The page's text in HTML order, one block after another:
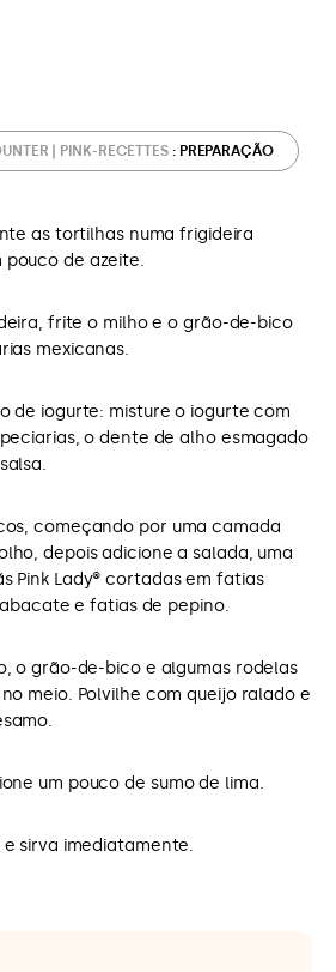
| PINK-RECETTES : PREPARAÇÃO
as tortilhas numa frigideira
de azeite.
frite o milho e o grão-de-bico
mexicanas.
de iogurte: misture o iogurte com
o dente de alho esmagado
começando por uma camada
depois adicione a salada, uma
Pink Lady® cortadas em fatias
e fatias de pepino.
o grão-de-bico e algumas rodelas
meio. Polvilhe com queijo ralado e
um pouco de sumo de lima.
sirva imediatamente.